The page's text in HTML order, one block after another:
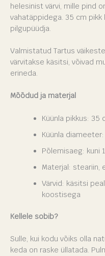
helesinist värvi, mille pind
vahatäppidega. 35 cm pikk
pilgupüüdja.
Valmistatud Tartus
värvitakse käsitsi, võivad
erineda.
Mõõdud ja materjal
Küünla pikkus: 35
Küünla
Põlemisaeg: kuni
Materjal: steariin,
Värvid: käsitsi
koostisega
Kellele sobib?
Sulle, kui kodu võiks olla
keda on raske üllatada.